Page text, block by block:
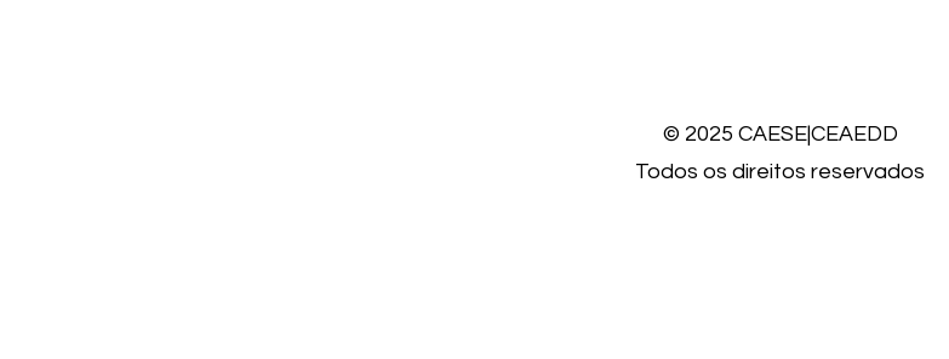
© 2025 CAESE|CEAEDD
Todos os direitos reservados